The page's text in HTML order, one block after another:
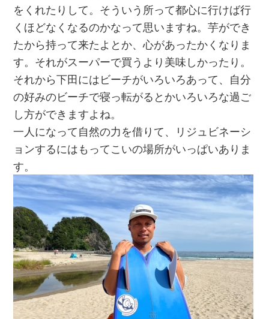
をくれたりして。そういう所って都心に行けば行
くほどなくなるのかなって思いますね。芋ができ
たから持って来たよとか、心があったかくなりま
す。それがスーパーで買うより美味しかったり。
それから下田にはビーチがいろいろあって、自分
の好みのビーチで寝っ転がるとかいろいろな過ご
し方ができますよね。
一人になって自然の力を借りて、リジュビネーシ
ョンするにはもってこいの場所がいっぱいありま
す。